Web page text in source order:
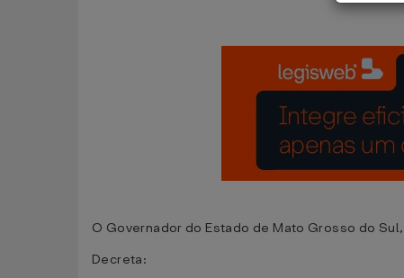
O Governador do Estado de Mato Grosso do
Decreta: